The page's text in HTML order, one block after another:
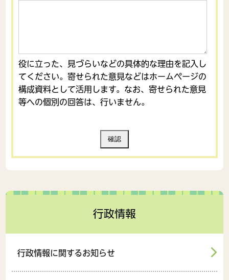
役に立った、見づらいなどの具体的な理由を記入し
てください。寄せられた意見などはホームページの
構成資料として活用します。なお、寄せられた意見
等への個別の回答は、行いません。
行政情報
行政情報に関するお知らせ